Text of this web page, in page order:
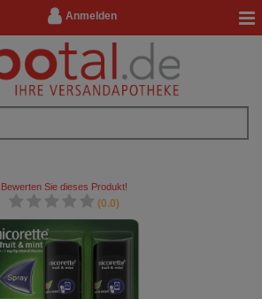
Anmelden
Bewerten Sie dieses Produkt!
(0.0)